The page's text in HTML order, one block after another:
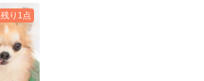
残り1点